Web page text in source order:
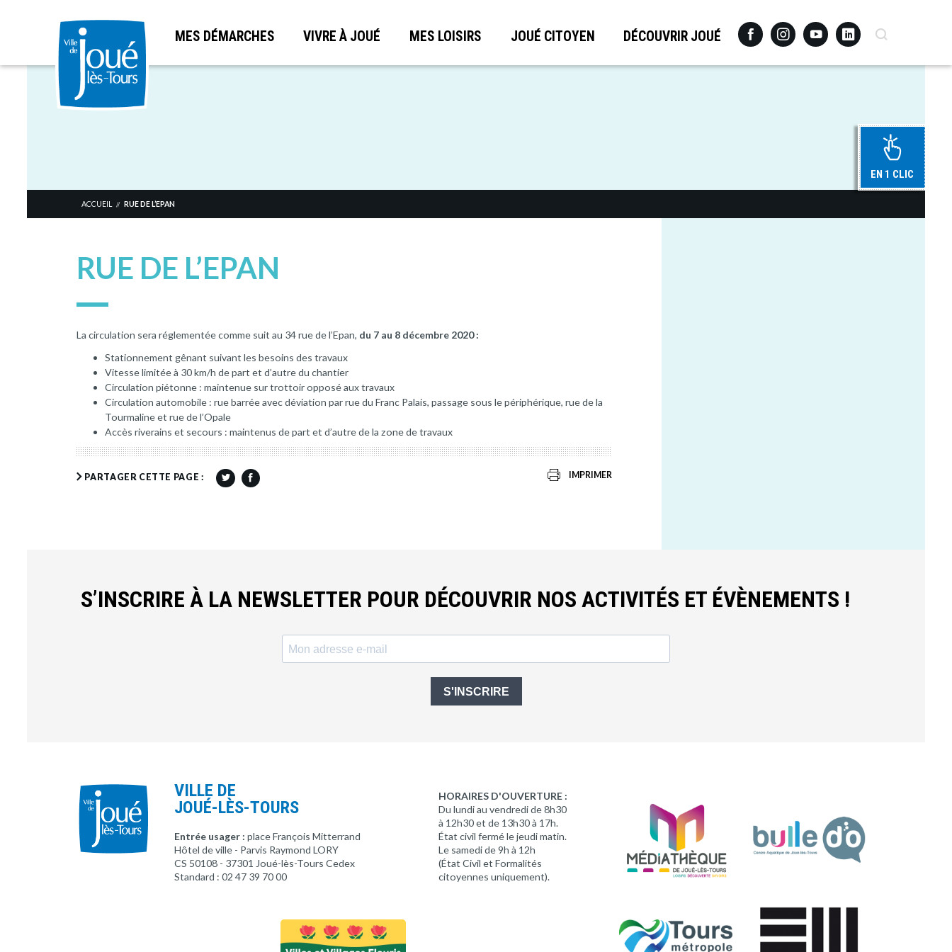
Aller
MES DÉMARCHES VIVRE À JOUÉ MES LOISIRS JOUÉ CITOYEN DÉCOUVRIR JOUÉ FacebookInstagramYoutubeLinkedinRecherche
EN 1 CLIC
ACCUEIL // RUE DE L’EPAN
RUE DE L’EPAN
La circulation sera réglementée comme suit au 34 rue de l’Epan, du 7 au 8 décembre 2020 :
Stationnement gênant suivant les besoins des travaux
Vitesse limitée à 30 km/h de part et d’autre du chantier
Circulation piétonne : maintenue sur trottoir opposé aux travaux
Circulation automobile : rue barrée avec déviation par rue du Franc Palais, passage sous le périphérique, rue de la
Tourmaline et rue de l’Opale
Accès riverains et secours : maintenus de part et d’autre de la zone de travaux
PARTAGER CETTE PAGE : IMPRIMER
S’INSCRIRE À LA NEWSLETTER POUR DÉCOUVRIR NOS ACTIVITÉS ET ÉVÈNEMENTS !
S'INSCRIRE
VILLE DE
JOUÉ-LÈS-TOURS
Entrée usager : place François Mitterrand
Hôtel de ville - Parvis Raymond LORY
CS 50108 - 37301 Joué-lès-Tours Cedex
Standard : 02 47 39 70 00
HORAIRES D'OUVERTURE :
Du lundi au vendredi de 8h30
à 12h30 et de 13h30 à 17h.
État civil fermé le jeudi matin.
Le samedi de 9h à 12h
(État Civil et Formalités
citoyennes uniquement).